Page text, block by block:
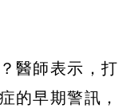
醫師表示，打
的早期警訊，